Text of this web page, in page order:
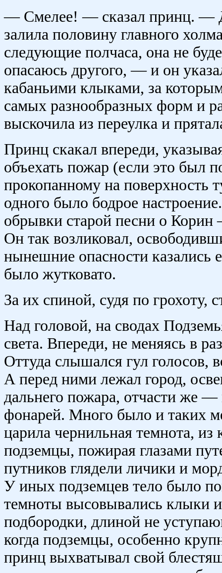
— Смелее! — сказал принц. —
залила половину главного
следующие полчаса, она не
опасаюсь другого, — и он
кабаньими клыками, за
самых разнообразных форм и
выскочила из переулка и
Принц скакал впереди,
объехать пожар (если это был
прокопанному на поверхность
одного было бодрое
обрывки старой песни о
Он так возликовал,
нынешние опасности казались
было жутковато.
За их спиной, судя по грохоту,
Над головой, на сводах
света. Впереди, не меняясь в
Оттуда слышался гул голосов,
А перед ними лежал город,
дальнего пожара, отчасти же
фонарей. Много было и таких
царила чернильная темнота,
подземцы, пожирая глазами
путников глядели личики и
У иных подземцев тело было
темноты высовывались клыки
подбородки, длиной не
когда подземцы, особенно
принц выхватывал свой